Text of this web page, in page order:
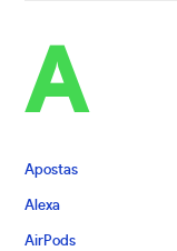
A
Apostas
Alexa
AirPods